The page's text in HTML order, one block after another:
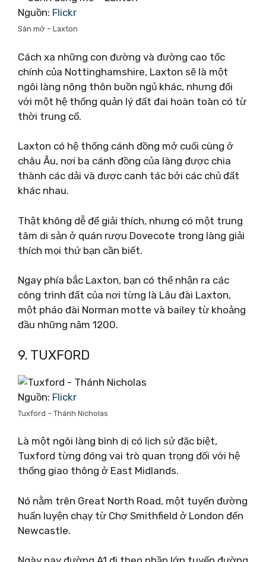
Nguồn: Flickr
Sân mở – Laxton
Cách xa những con đường và đường cao tốc
chính của Nottinghamshire, Laxton sẽ là một
ngôi làng nông thôn buồn ngủ khác, nhưng đối
với một hệ thống quản lý đất đai hoàn toàn có từ
thời trung cổ.
Laxton có hệ thống cánh đồng mở cuối cùng ở
châu Âu, nơi ba cánh đồng của làng được chia
thành các dải và được canh tác bởi các chủ đất
khác nhau.
Thật không dễ để giải thích, nhưng có một trung
tâm di sản ở quán rượu Dovecote trong làng giải
thích mọi thứ bạn cần biết.
Ngay phía bắc Laxton, bạn có thể nhận ra các
công trình đất của nơi từng là Lâu đài Laxton,
một pháo đài Norman motte và bailey từ khoảng
đầu những năm 1200.
9. TUXFORD
Nguồn: Flickr
Tuxford – Thánh Nicholas
Là một ngôi làng bình dị có lịch sử đặc biệt,
Tuxford từng đóng vai trò quan trọng đối với hệ
thống giao thông ở East Midlands.
Nó nằm trên Great North Road, một tuyến đường
huấn luyện chạy từ Chợ Smithfield ở London đến
Newcastle.